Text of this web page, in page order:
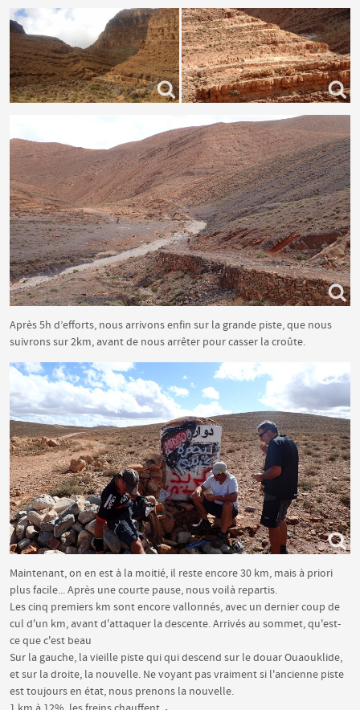
Après 5h d’efforts, nous arrivons enfin sur la grande piste, que nous
suivrons sur 2km, avant de nous arrêter pour casser la croûte.
Maintenant, on en est à la moitié, il reste encore 30 km, mais à priori
plus facile... Après une courte pause, nous voilà repartis.
Les cinq premiers km sont encore vallonnés, avec un dernier coup de
cul d'un km, avant d'attaquer la descente. Arrivés au sommet, qu'est-
ce que c'est beau
Sur la gauche, la vieille piste qui qui descend sur le douar Ouaouklide,
et sur la droite, la nouvelle. Ne voyant pas vraiment si l'ancienne piste
est toujours en état, nous prenons la nouvelle.